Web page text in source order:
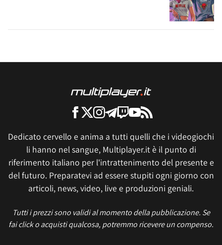
Dedicato cervello e anima a tutti quelli che i videogiochi
li hanno nel sangue, Multiplayer.it è il punto di
riferimento italiano per l'intrattenimento del presente e
del futuro. Preparatevi ad essere stupiti ogni giorno con
articoli, news, video, live e produzioni geniali.
Tutti i prezzi sono validi al momento della pubblicazione. Se
fai click o acquisti qualcosa, potremmo ricevere un compenso.